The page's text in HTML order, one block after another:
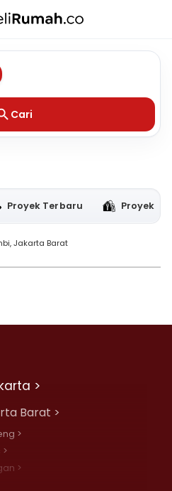
Barat
Cari
Proyek Terbaru Proyek
Jakarta Barat
>
Barat >
>
>